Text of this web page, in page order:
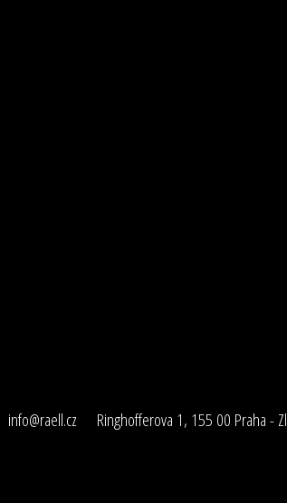
info@raell.cz Ringhofferova 1, 155 00 Praha -